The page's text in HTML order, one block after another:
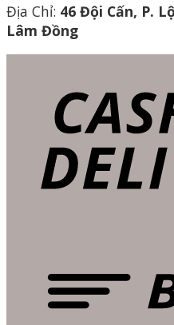
Địa Chỉ: 46 Đội Cấn, P.
Lâm Đồng